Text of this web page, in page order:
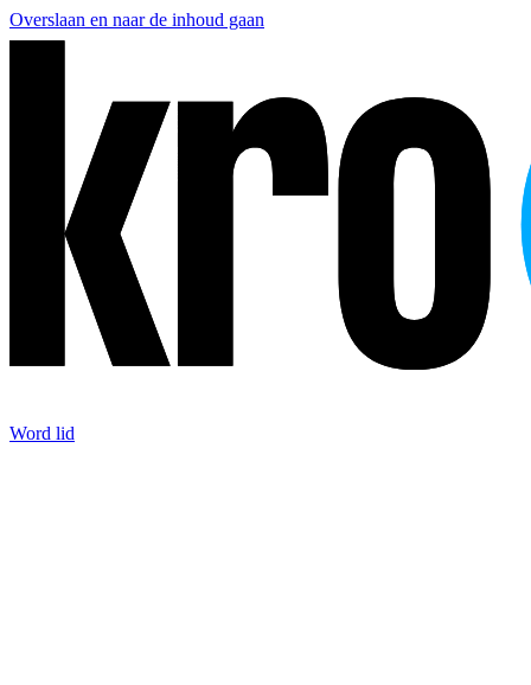
Overslaan en naar de inhoud gaan
Word lid